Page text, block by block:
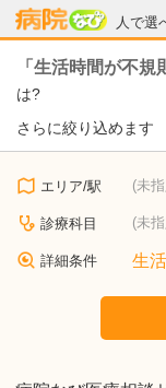
人で選
病院なび
「生活時間が不規
は?
さらに絞り込めます
エリア/駅 (未
診療科目 (未
詳細条件 生